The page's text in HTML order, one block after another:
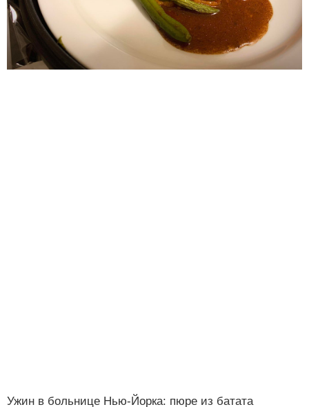
Ужин в больнице Нью-Йорка: пюре из батата